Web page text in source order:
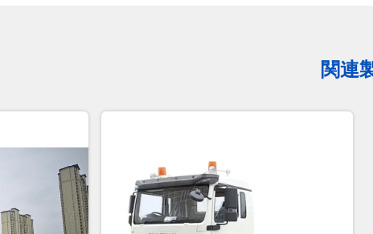
関連